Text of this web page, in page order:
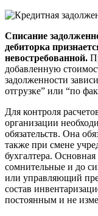
Списание
дебиторка
невостребованной.
добавленную
задолженности
отгрузке” или “по
Для контроля
организации
обязательств. Она
также при смене
бухгалтера.
сомнительные и до
или управляющий
состав
постоянным и не